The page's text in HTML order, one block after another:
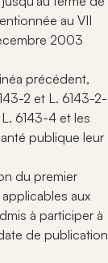
au VII
2003
précédent,
2 et L. 6143-2-
6143-4 et les
publique leur
du premier
aux
à participer à
de publication